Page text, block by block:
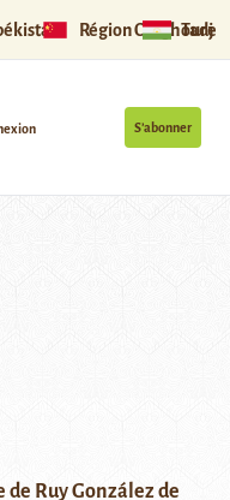
Région Ouïghoure
S’abonner
de Ruy González de